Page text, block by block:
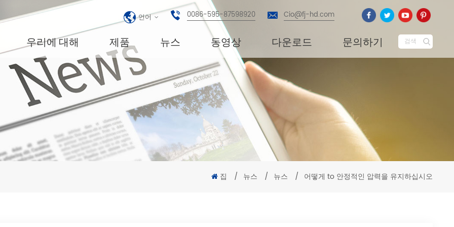
언어 0086-595-87598920 Cio@fj-hd.com
우리에 대해 제품 뉴스 동영상 다운로드 문의하기 검색
집 / 뉴스 / 뉴스 / 어떻게 to 안정적인 압력을 유지하십시오